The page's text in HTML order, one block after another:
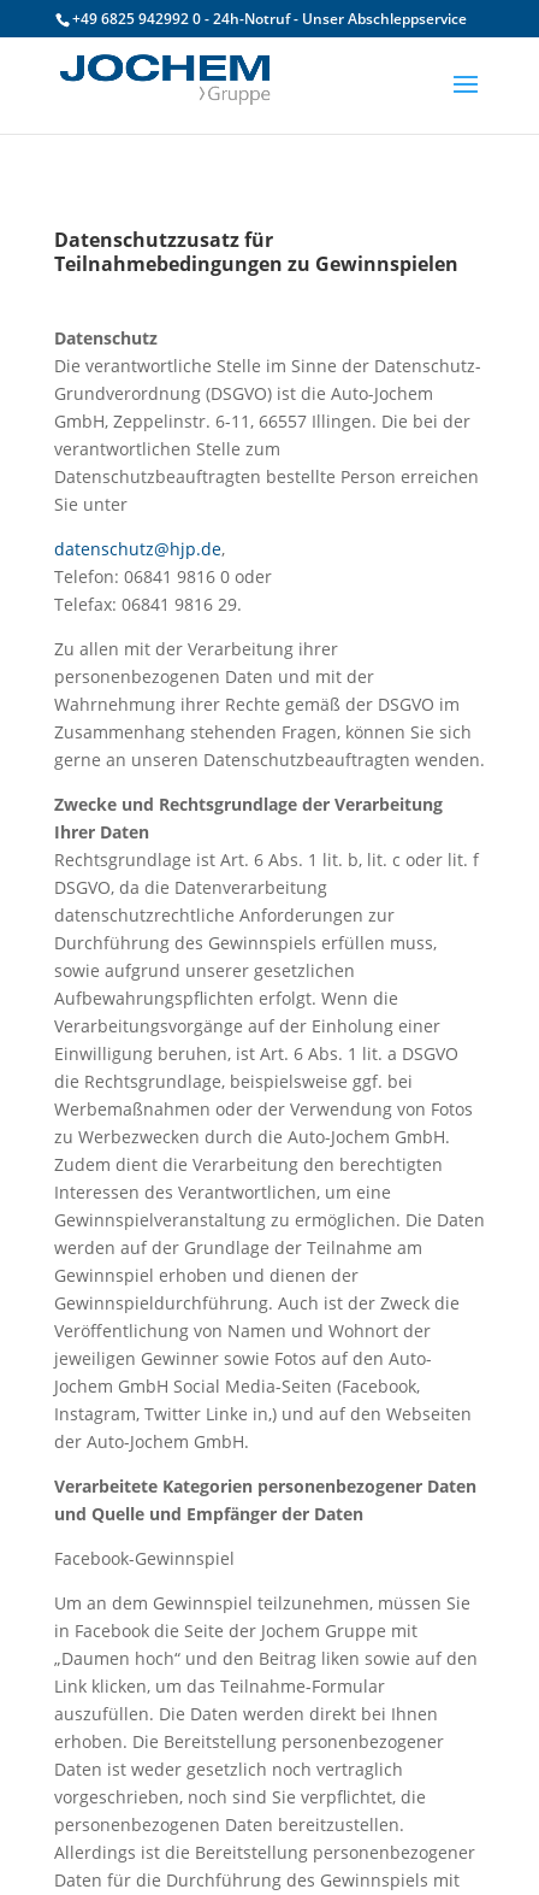
+49 6825 942992 0 - 24h-Notruf - Unser Abschleppservice
Datenschutzzusatz für
Teilnahmebedingungen zu Gewinnspielen
Datenschutz
Die verantwortliche Stelle im Sinne der Datenschutz-
Grundverordnung (DSGVO) ist die Auto-Jochem
GmbH, Zeppelinstr. 6-11, 66557 Illingen. Die bei der
verantwortlichen Stelle zum
Datenschutzbeauftragten bestellte Person erreichen
Sie unter
datenschutz@hjp.de,
Telefon: 06841 9816 0 oder
Telefax: 06841 9816 29.
Zu allen mit der Verarbeitung ihrer
personenbezogenen Daten und mit der
Wahrnehmung ihrer Rechte gemäß der DSGVO im
Zusammenhang stehenden Fragen, können Sie sich
gerne an unseren Datenschutzbeauftragten wenden.
Zwecke und Rechtsgrundlage der Verarbeitung
Ihrer Daten
Rechtsgrundlage ist Art. 6 Abs. 1 lit. b, lit. c oder lit. f
DSGVO, da die Datenverarbeitung
datenschutzrechtliche Anforderungen zur
Durchführung des Gewinnspiels erfüllen muss,
sowie aufgrund unserer gesetzlichen
Aufbewahrungspflichten erfolgt. Wenn die
Verarbeitungsvorgänge auf der Einholung einer
Einwilligung beruhen, ist Art. 6 Abs. 1 lit. a DSGVO
die Rechtsgrundlage, beispielsweise ggf. bei
Werbemaßnahmen oder der Verwendung von Fotos
zu Werbezwecken durch die Auto-Jochem GmbH.
Zudem dient die Verarbeitung den berechtigten
Interessen des Verantwortlichen, um eine
Gewinnspielveranstaltung zu ermöglichen. Die Daten
werden auf der Grundlage der Teilnahme am
Gewinnspiel erhoben und dienen der
Gewinnspieldurchführung. Auch ist der Zweck die
Veröffentlichung von Namen und Wohnort der
jeweiligen Gewinner sowie Fotos auf den Auto-
Jochem GmbH Social Media-Seiten (Facebook,
Instagram, Twitter Linke in,) und auf den Webseiten
der Auto-Jochem GmbH.
Verarbeitete Kategorien personenbezogener Daten
und Quelle und Empfänger der Daten
Facebook-Gewinnspiel
Um an dem Gewinnspiel teilzunehmen, müssen Sie
in Facebook die Seite der Jochem Gruppe mit
„Daumen hoch“ und den Beitrag liken sowie auf den
Link klicken, um das Teilnahme-Formular
auszufüllen. Die Daten werden direkt bei Ihnen
erhoben. Die Bereitstellung personenbezogener
Daten ist weder gesetzlich noch vertraglich
vorgeschrieben, noch sind Sie verpflichtet, die
personenbezogenen Daten bereitzustellen.
Allerdings ist die Bereitstellung personenbezogener
Daten für die Durchführung des Gewinnspiels mit